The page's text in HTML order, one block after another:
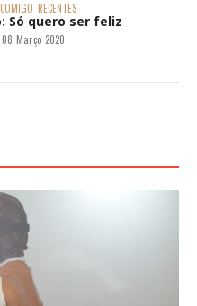
RECENTES
Só quero ser feliz
08 Março 2020